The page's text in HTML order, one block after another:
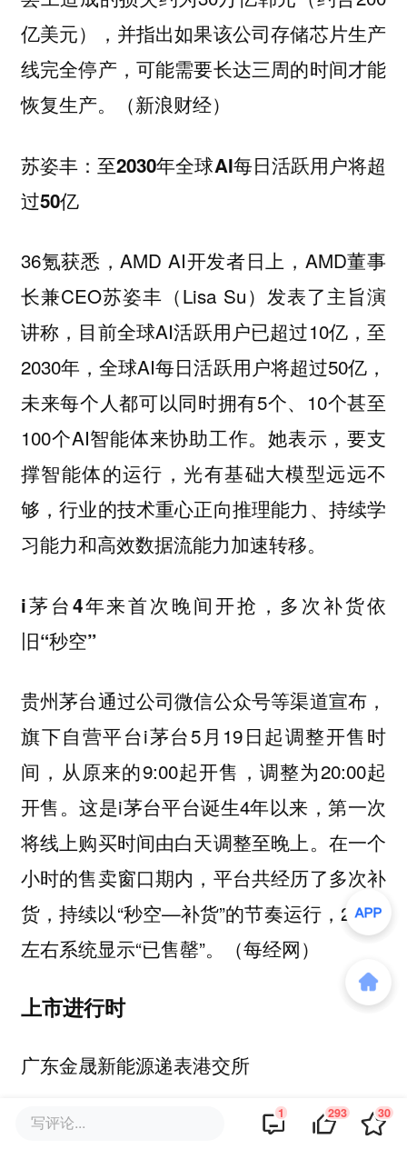
亿美元），并指出如果该公司存储芯片生产
线完全停产，可能需要长达三周的时间才能
恢复生产。（新浪财经）
苏姿丰：至2030年全球AI每日活跃用户将超
过50亿
36氪获悉，AMD AI开发者日上，AMD董事
长兼CEO苏姿丰（Lisa Su）发表了主旨演
讲称，目前全球AI活跃用户已超过10亿，至
2030年，全球AI每日活跃用户将超过50亿，
未来每个人都可以同时拥有5个、10个甚至
100个AI智能体来协助工作。她表示，要支
撑智能体的运行，光有基础大模型远远不
够，行业的技术重心正向推理能力、持续学
习能力和高效数据流能力加速转移。
i茅台4年来首次晚间开抢，多次补货依
旧“秒空”
贵州茅台通过公司微信公众号等渠道宣布，
旗下自营平台i茅台5月19日起调整开售时
间，从原来的9:00起开售，调整为20:00起
开售。这是i茅台平台诞生4年以来，第一次
将线上购买时间由白天调整至晚上。在一个
小时的售卖窗口期内，平台共经历了多次补
货，持续以“秒空—补货”的节奏运行，20:50
左右系统显示“已售罄”。（每经网）
上市进行时
广东金晟新能源递表港交所
36氪获悉，据港交所文件，广东金晟新能源
写评论... 1 293 30